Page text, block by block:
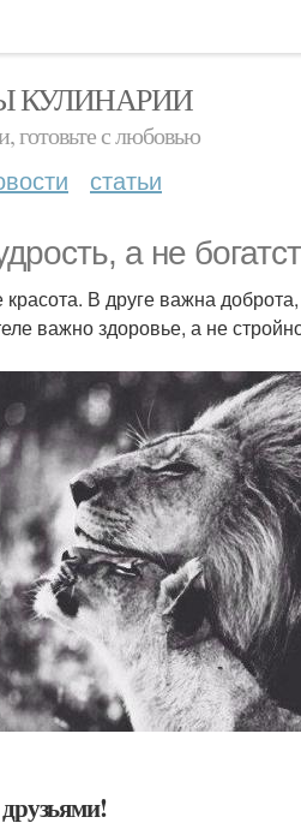
КУЛИНАРИИ
готовьте с любовью
статьи
а не
В друге важна
важно здоровье, а не